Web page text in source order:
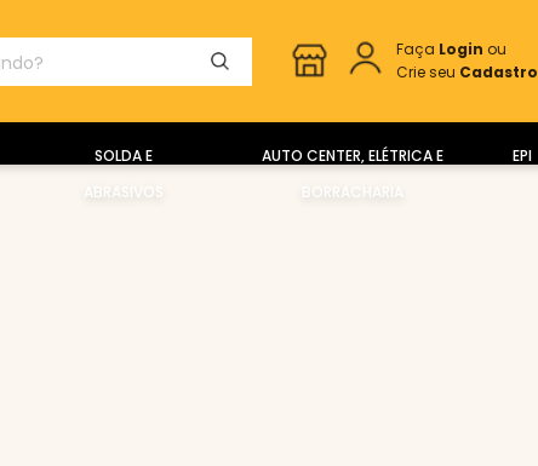
Faça Login ou
Crie seu Cadastro
SOLDA E
ABRASIVOS
AUTO CENTER, ELÉTRICA E
BORRACHARIA
EPI